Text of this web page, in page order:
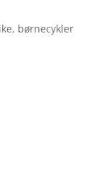
børnecykler